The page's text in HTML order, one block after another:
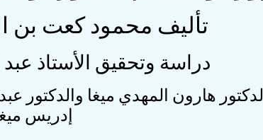
تأليف محمود كعت بن
دراسة وتحقيق الأستاذ
هارون المهدي ميغا والدكتور
إدريس